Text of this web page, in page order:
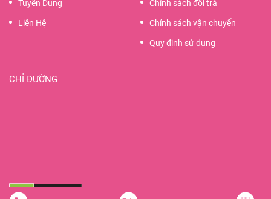
Tuyển Dụng
Liên Hệ
Chính sách đổi trả
Chính sách vận chuyển
Quy định sử dụng
CHỈ ĐƯỜNG